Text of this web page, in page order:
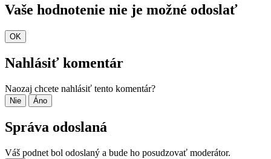
Vaše hodnotenie nie je možné odoslať
OK
Nahlásiť komentár
Naozaj chcete nahlásiť tento komentár?
Nie Áno
Správa odoslaná
Váš podnet bol odoslaný a bude ho posudzovať moderátor.